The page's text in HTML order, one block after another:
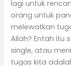
lagi untuk
orang untuk
melewatkan
Allah? Entah itu
single, atau
tugas kita